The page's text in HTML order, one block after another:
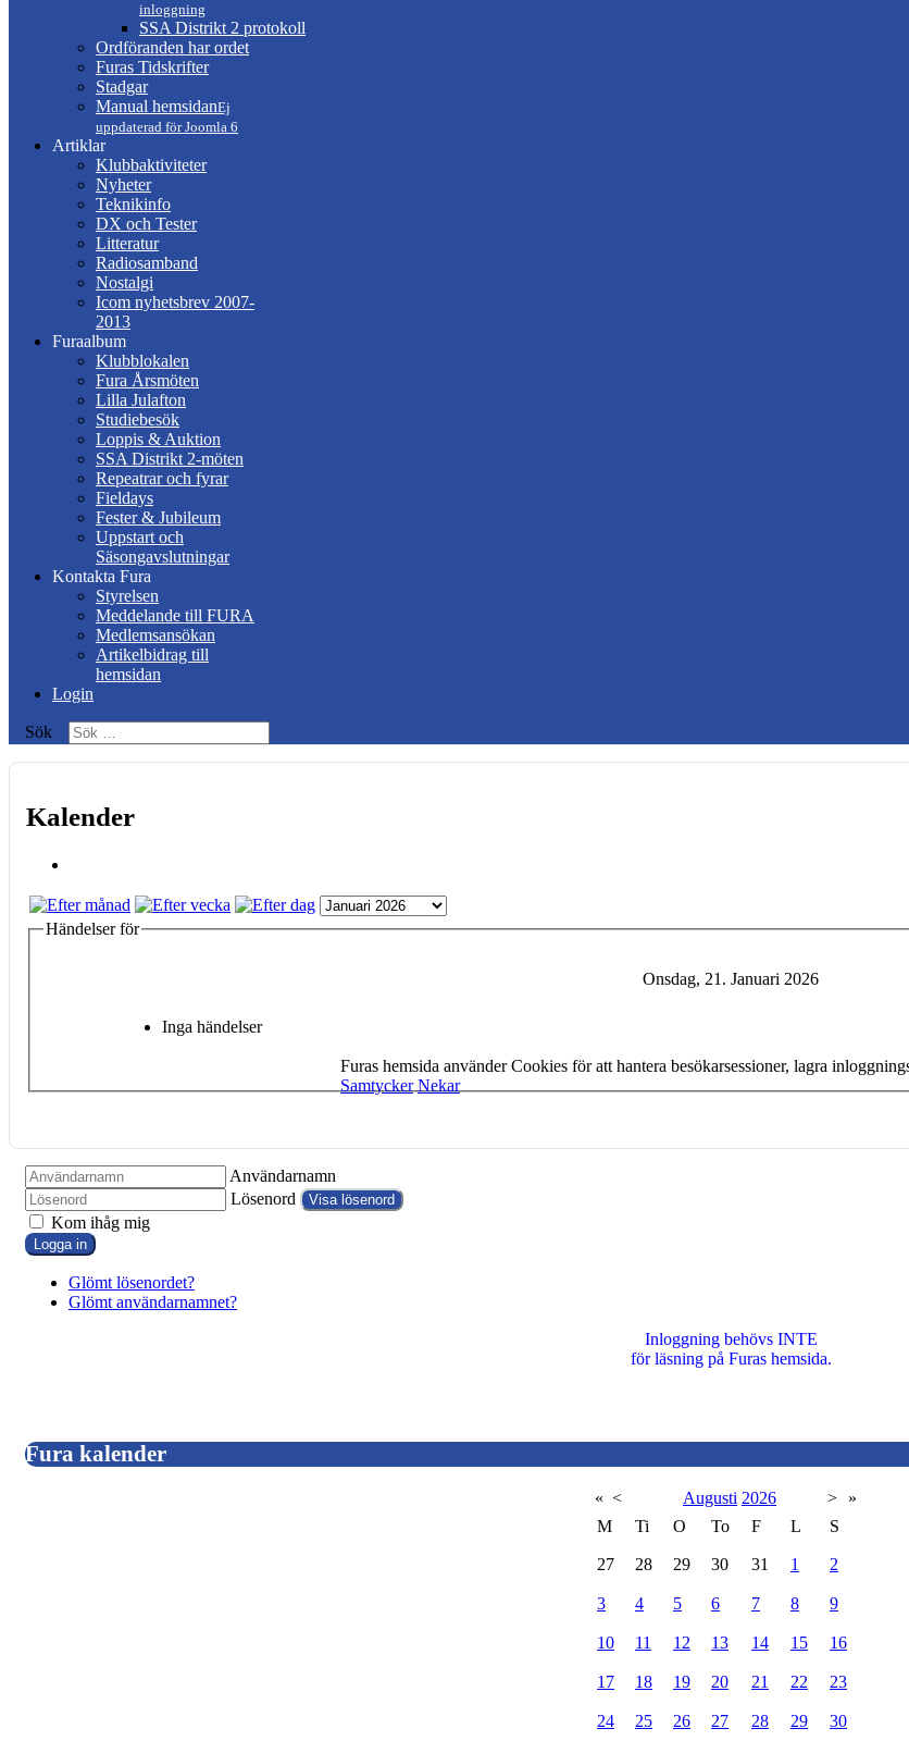
inloggning
SSA Distrikt 2 protokoll
Ordföranden har ordet
Furas Tidskrifter
Stadgar
Manual hemsidanEj
uppdaterad för Joomla 6
Artiklar
Klubbaktiviteter
Nyheter
Teknikinfo
DX och Tester
Litteratur
Radiosamband
Nostalgi
Icom nyhetsbrev 2007-
2013
Furaalbum
Klubblokalen
Fura Årsmöten
Lilla Julafton
Studiebesök
Loppis & Auktion
SSA Distrikt 2-möten
Repeatrar och fyrar
Fieldays
Fester & Jubileum
Uppstart och
Säsongavslutningar
Kontakta Fura
Styrelsen
Meddelande till FURA
Medlemsansökan
Artikelbidrag till
hemsidan
Login
Sök
Kalender
Händelser för
Onsdag, 21. Januari 2026
Inga händelser
Användarnamn
Lösenord
Visa lösenord
Kom ihåg mig
Logga in
Glömt lösenordet?
Glömt användarnamnet?
Inloggning behövs INTE
för läsning på Furas hemsida.
Fura kalender
« < Augusti 2026 >
»
M
Ti O To F L S
27 28 29 30 31 1 2
3 4 5 6 7 8 9
10 11 12 13 14 15 16
17 18 19 20 21 22 23
24 25 26 27 28 29 30
Furas hemsida använder Cookies för att hantera besökarsessioner, lagra
Samtycker Nekar